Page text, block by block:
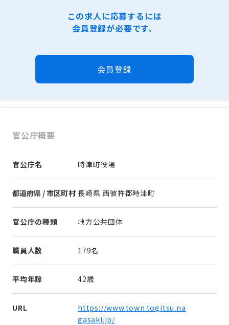
この求人に応募するには
会員登録が必要です。
会員登録
官公庁概要
官公庁名 時津町役場
都道府県 / 市区町村 長崎県 西彼杵郡時津町
官公庁の種類 地方公共団体
職員人数 179名
平均年齢 42歳
URL
https://www.town.togitsu.na
gasaki.jp/